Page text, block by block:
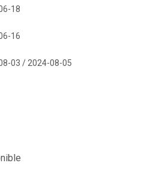
18
16
03 / 2024-08-05